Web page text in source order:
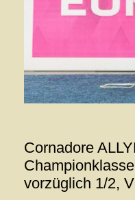
Cornadore
Championklasse
vorzüglich 1/2,